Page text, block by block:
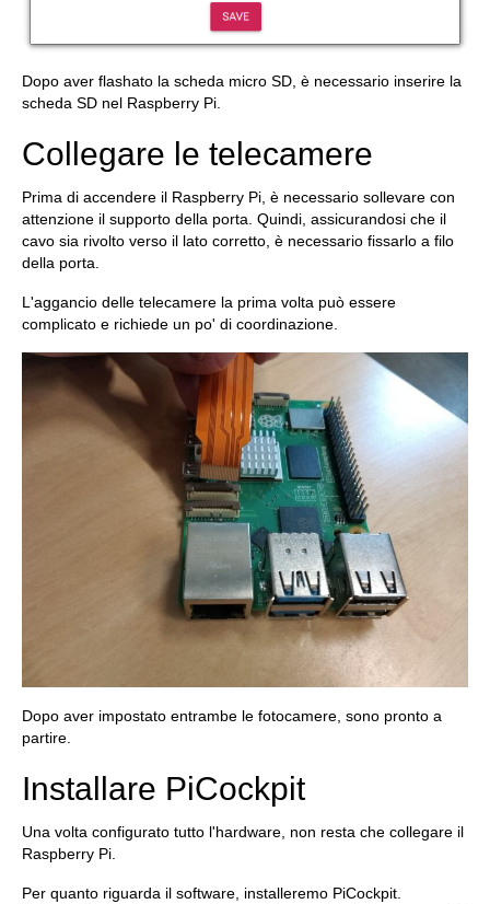
Dopo aver flashato la scheda micro SD, è necessario inserire la
scheda SD nel Raspberry Pi.
Collegare le telecamere
Prima di accendere il Raspberry Pi, è necessario sollevare con
attenzione il supporto della porta. Quindi, assicurandosi che il
cavo sia rivolto verso il lato corretto, è necessario fissarlo a filo
della porta.
L'aggancio delle telecamere la prima volta può essere
complicato e richiede un po' di coordinazione.
Dopo aver impostato entrambe le fotocamere, sono pronto a
partire.
Installare PiCockpit
Una volta configurato tutto l'hardware, non resta che collegare il
Raspberry Pi.
Per quanto riguarda il software, installeremo PiCockpit.